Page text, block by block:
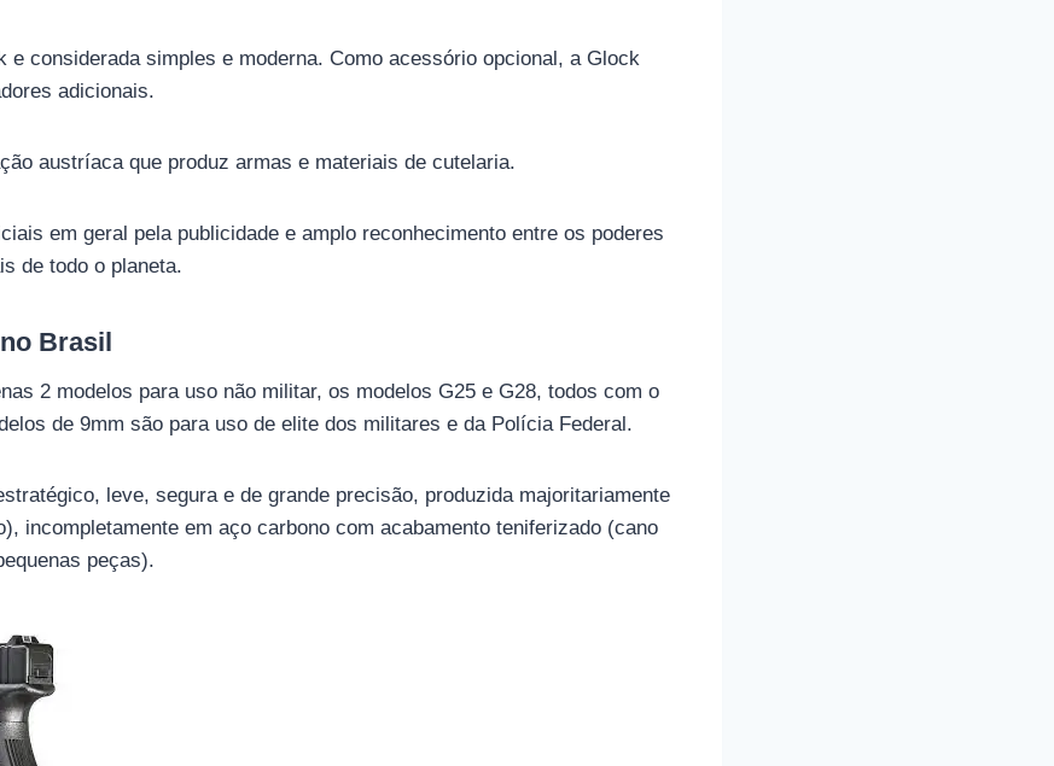
e considerada simples e moderna. Como acessório opcional, a Glock
adicionais.
austríaca que produz armas e materiais de cutelaria.
em geral pela publicidade e amplo reconhecimento entre os poderes
de todo o planeta.
Brasil
2 modelos para uso não militar, os modelos G25 e G28, todos com o
de 9mm são para uso de elite dos militares e da Polícia Federal.
leve, segura e de grande precisão, produzida majoritariamente
incompletamente em aço carbono com acabamento teniferizado (cano
peças).